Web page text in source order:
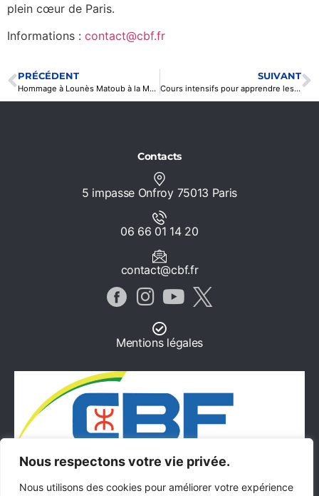
Nous respectons votre vie privée.
Nous utilisons des cookies pour améliorer votre expérience
plein cœur de Paris.
Informations : contact@cbf.fr
PRÉCÉDENT
Hommage à Lounès Matoub à la Mairie du 19e arrondissement de Paris
SUIVANT
Cours intensifs pour apprendre les langues berbères
Contacts
5 impasse Onfroy 75013 Paris
06 66 01 14 20
contact@cbf.fr
Mentions légales